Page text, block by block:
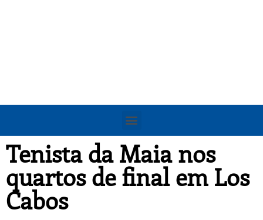
Tenista da Maia nos
quartos de final em Los
Cabos